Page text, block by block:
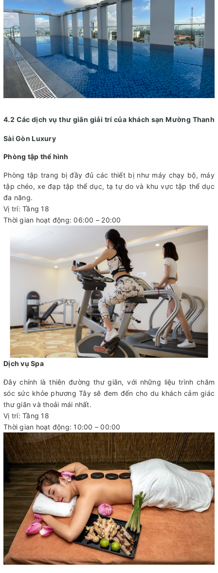
4.2 Các dịch vụ thư giãn giải trí của khách sạn Mường Thanh
Sài Gòn Luxury
Phòng tập thể hình
Phòng tập trang bị đầy đủ các thiết bị như máy chạy bộ, máy
tập chéo, xe đạp tập thể dục, tạ tự do và khu vực tập thể dục
đa năng.
Vị trí: Tầng 18
Thời gian hoạt động: 06:00 – 20:00
Dịch vụ Spa
Đây chính là thiên đường thư giãn, với những liệu trình chăm
sóc sức khỏe phương Tây sẽ đem đến cho du khách cảm giác
thư giãn và thoải mái nhất.
Vị trí: Tầng 18
Thời gian hoạt động: 10:00 – 00:00